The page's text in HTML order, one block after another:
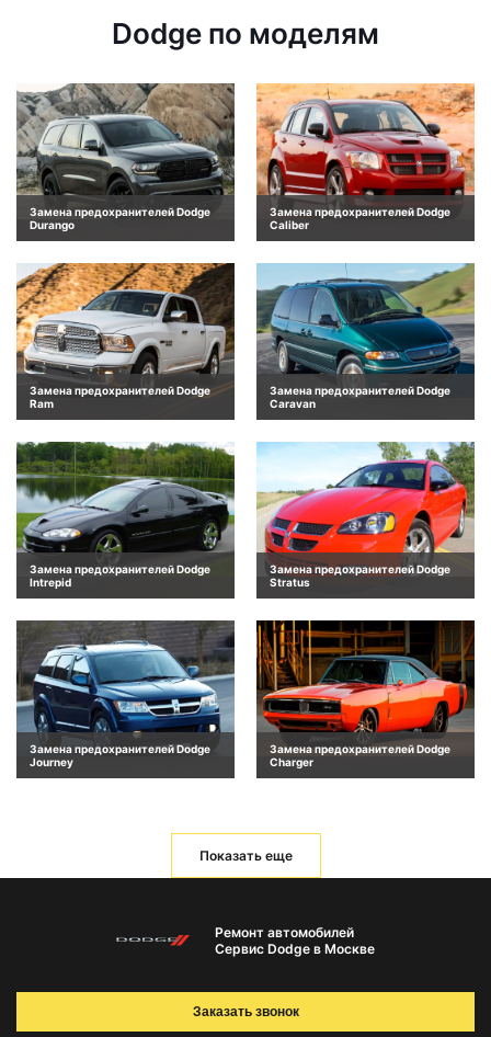
Dodge по моделям
Замена предохранителей Dodge
Durango
Замена предохранителей Dodge
Caliber
Замена предохранителей Dodge
Ram
Замена предохранителей Dodge
Caravan
Замена предохранителей Dodge
Intrepid
Замена предохранителей Dodge
Stratus
Замена предохранителей Dodge
Journey
Замена предохранителей Dodge
Charger
Показать еще
Ремонт автомобилей
Сервис Dodge в Москве
Заказать звонок